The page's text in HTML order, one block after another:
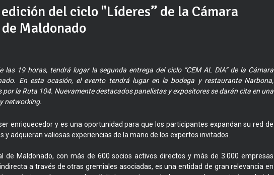
del ciclo "Líderes” de la Cámara
Maldonado
las 19 horas, tendrá lugar la segunda entrega del ciclo “CEM AL DIA” de la Cámara
En esta ocasión, el evento tendrá lugar en la bodega y restaurante Narbona,
por la Ruta 104. Nuevamente destacados panelistas y expositores se darán cita en una
networking.
enriquecedor y es una oportunidad para que los participantes expandan su red de
y adquieran valiosas experiencias de la mano de los expertos invitados.
de Maldonado, con más de 600 socios activos directos y más de 3.000 empresas
a través de otras gremiales asociadas, es una entidad de gran relevancia en